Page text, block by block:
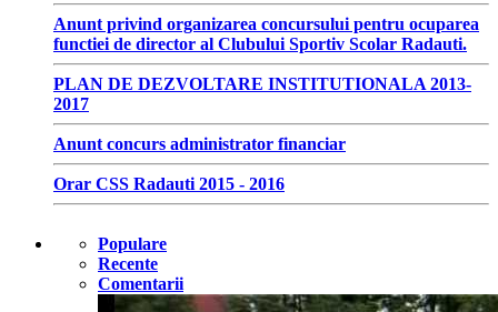
Anunt privind organizarea concursului pentru ocuparea
functiei de director al Clubului Sportiv Scolar Radauti.
PLAN DE DEZVOLTARE INSTITUTIONALA 2013-
2017
Anunt concurs administrator financiar
Orar CSS Radauti 2015 - 2016
Populare
Recente
Comentarii